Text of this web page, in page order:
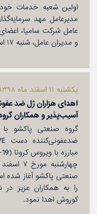
اولین شعبه خدمات
مدیرعامل مهد
عامل شركت سامیا‌،
و مدیران عامل، شنبه ۱۷ اسفند ۱۳۹۸ افتتاح گردید.
یكشنبه ۱۱ اسفند ماه ۱۳۹۸
اهدای هزاران ژل ضد
آسیب‌پذیر و همكاران
گروه صنعتی پاكشو
صنعتی پاكشو آغاز شده
را به همكاران عزیز
كوروش اهدا نمود.